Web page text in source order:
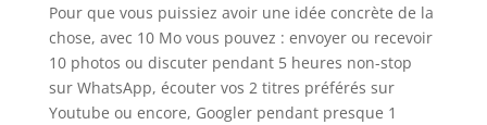
Pour que vous puissiez avoir une idée concrète de la
chose, avec 10 Mo vous pouvez : envoyer ou recevoir
10 photos ou discuter pendant 5 heures non-stop
sur WhatsApp, écouter vos 2 titres préférés sur
Youtube ou encore, Googler pendant presque 1